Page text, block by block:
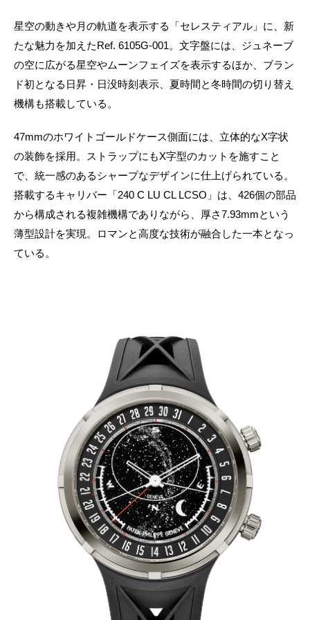
星空の動きや月の軌道を表示する「セレスティアル」に、新
たな魅力を加えたRef. 6105G-001。文字盤には、ジュネーブ
の空に広がる星空やムーンフェイズを表示するほか、ブラン
ド初となる日昇・日没時刻表示、夏時間と冬時間の切り替え
機構も搭載している。
47mmのホワイトゴールドケース側面には、立体的なX字状
の装飾を採用。ストラップにもX字型のカットを施すこと
で、統一感のあるシャープなデザインに仕上げられている。
搭載するキャリバー「240 C LU CL LCSO」は、426個の部品
から構成される複雑機構でありながら、厚さ7.93mmという
薄型設計を実現。ロマンと高度な技術が融合した一本となっ
ている。